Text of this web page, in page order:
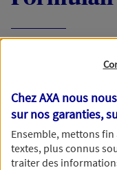
demande, nous
meilleurs délais
Votre message :
Chez AXA nous
sur nos garanties,
Ensemble, mettons
textes, plus connus
traiter des